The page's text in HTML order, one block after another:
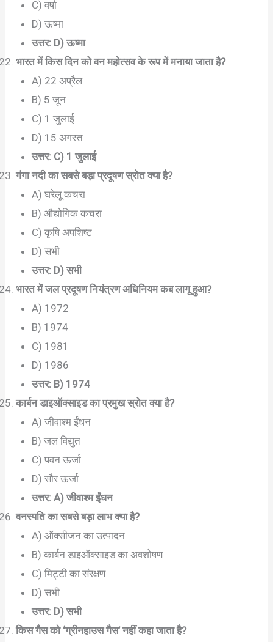
C) वर्षा
D) ऊष्मा
उत्तर: D) ऊष्मा
भारत में किस दिन को वन महोत्सव के रूप में मनाया जाता है?
A) 22 अप्रैल
B) 5 जून
C) 1 जुलाई
D) 15 अगस्त
उत्तर: C) 1 जुलाई
गंगा नदी का सबसे बड़ा प्रदूषण स्रोत क्या है?
A) घरेलू कचरा
B) औद्योगिक कचरा
C) कृषि अपशिष्ट
D) सभी
उत्तर: D) सभी
भारत में जल प्रदूषण नियंत्रण अधिनियम कब लागू हुआ?
A) 1972
B) 1974
C) 1981
D) 1986
उत्तर: B) 1974
कार्बन डाइऑक्साइड का प्रमुख स्रोत क्या है?
A) जीवाश्म ईंधन
B) जल विद्युत
C) पवन ऊर्जा
D) सौर ऊर्जा
उत्तर: A) जीवाश्म ईंधन
वनस्पति का सबसे बड़ा लाभ क्या है?
A) ऑक्सीजन का उत्पादन
B) कार्बन डाइऑक्साइड का अवशोषण
C) मिट्टी का संरक्षण
D) सभी
उत्तर: D) सभी
किस गैस को ‘ग्रीनहाउस गैस’ नहीं कहा जाता है?